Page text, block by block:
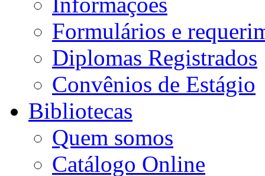
Formulários e
Diplomas Registrados
Convênios de Estágio
Bibliotecas
Quem somos
Catálogo Online